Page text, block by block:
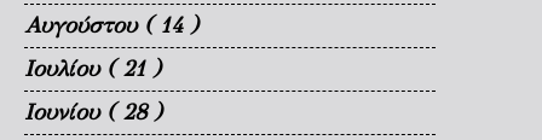
Αυγούστου ( 14 )
Ιουλίου ( 21 )
Ιουνίου ( 28 )